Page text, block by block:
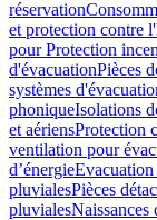
réservation
et protection contre
pour Protection
d'évacuationPièces
systèmes
phoniqueIsolations
et aériensProtection
ventilation pour
d’énergie
pluvialesPièces
pluvialesNaissances